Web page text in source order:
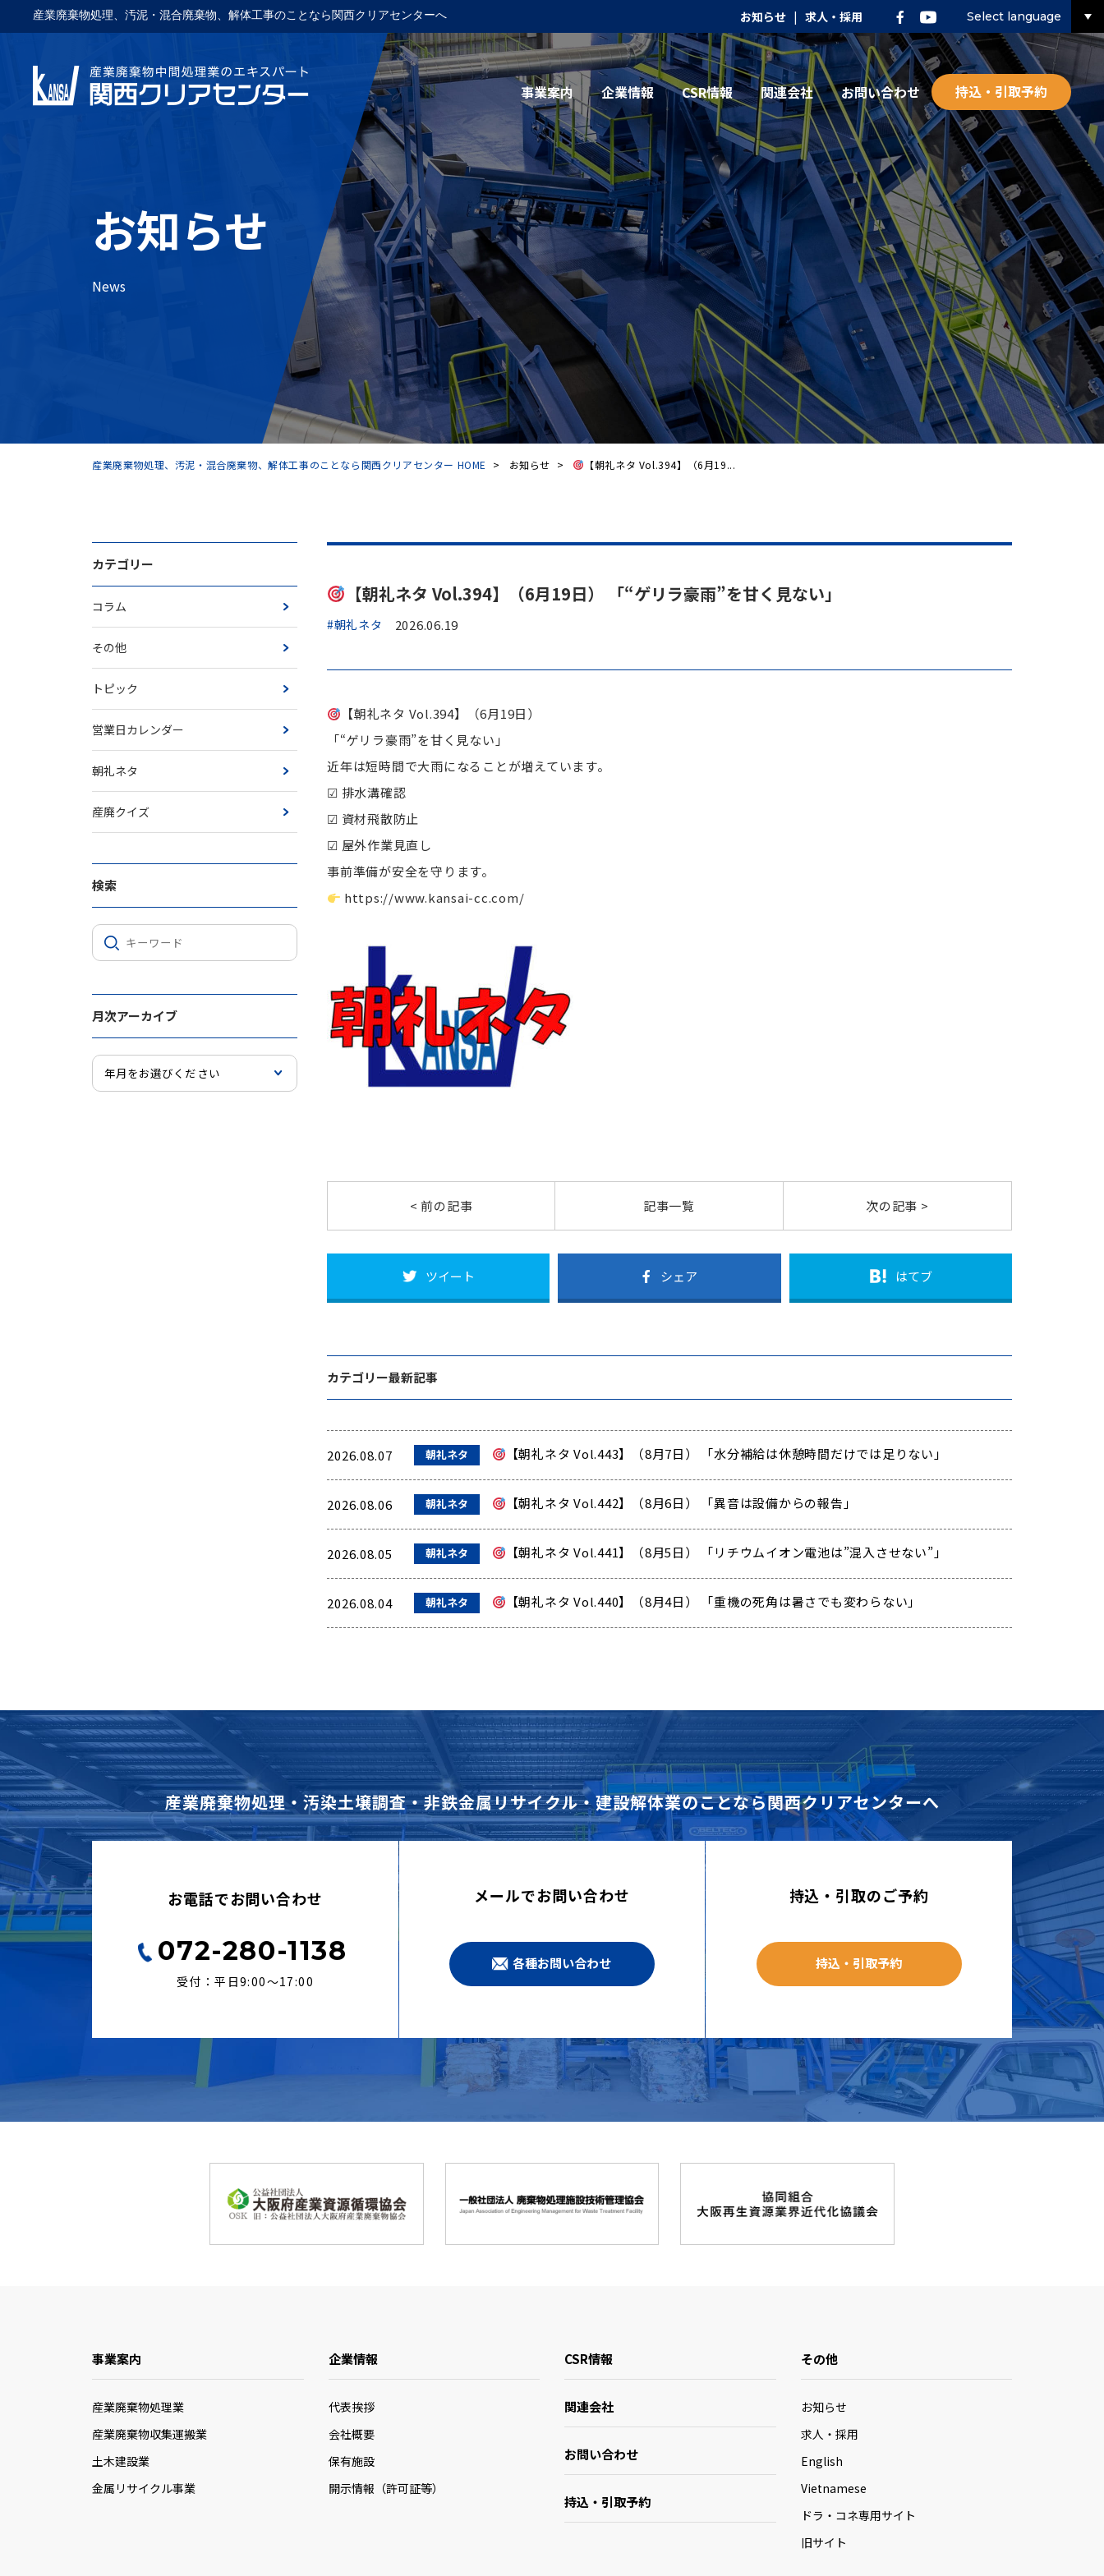
産業廃棄物処理、汚泥・混合廃棄物、解体工事のことなら関西クリアセンターへ お知らせ | 求人・採用 Select language
事業案内 企業情報 CSR情報 関連会社 お問い合わせ 持込・引取予約
お知らせ
News
産業廃棄物処理、汚泥・混合廃棄物、解体工事のことなら関西クリアセンター HOME > お知らせ > 【朝礼ネタ Vol.394】（6月19...
カテゴリー
コラム
その他
トピック
営業日カレンダー
朝礼ネタ
産廃クイズ
検索
月次アーカイブ
【朝礼ネタ Vol.394】（6月19日） 「“ゲリラ豪雨”を甘く見ない」
#朝礼ネタ 2026.06.19
【朝礼ネタ Vol.394】（6月19日）
「“ゲリラ豪雨”を甘く見ない」
近年は短時間で大雨になることが増えています。
☑ 排水溝確認
☑ 資材飛散防止
☑ 屋外作業見直し
事前準備が安全を守ります。
https://www.kansai-cc.com/
< 前の記事 記事一覧 次の記事 >
ツイート シェア はてブ
カテゴリー最新記事
2026.08.07 朝礼ネタ 【朝礼ネタ Vol.443】（8月7日） 「水分補給は休憩時間だけでは足りない」
2026.08.06 朝礼ネタ 【朝礼ネタ Vol.442】（8月6日） 「異音は設備からの報告」
2026.08.05 朝礼ネタ 【朝礼ネタ Vol.441】（8月5日） 「リチウムイオン電池は”混入させない”」
2026.08.04 朝礼ネタ 【朝礼ネタ Vol.440】（8月4日） 「重機の死角は暑さでも変わらない」
産業廃棄物処理・汚染土壌調査・非鉄金属リサイクル・建設解体業のことなら関西クリアセンターへ
お電話でお問い合わせ
072-280-1138
受付：平日9:00〜17:00
メールでお問い合わせ
各種お問い合わせ
持込・引取のご予約
持込・引取予約
事業案内
産業廃棄物処理業
産業廃棄物収集運搬業
土木建設業
金属リサイクル事業
企業情報
代表挨拶
会社概要
保有施設
開示情報（許可証等）
CSR情報
関連会社
お問い合わせ
持込・引取予約
その他
お知らせ
求人・採用
English
Vietnamese
ドラ・コネ専用サイト
旧サイト